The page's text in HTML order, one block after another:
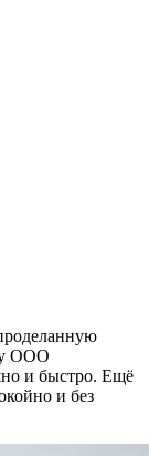
у ООО
и быстро. Ещё
и без